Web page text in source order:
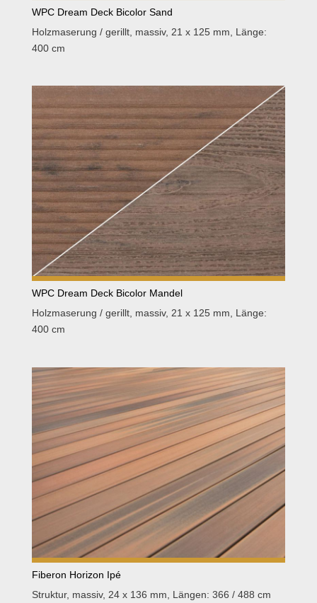
WPC Dream Deck Bicolor Sand
Holzmaserung / gerillt, massiv, 21 x 125 mm, Länge:
400 cm
WPC Dream Deck Bicolor Mandel
Holzmaserung / gerillt, massiv, 21 x 125 mm, Länge:
400 cm
Fiberon Horizon Ipé
Struktur, massiv, 24 x 136 mm, Längen: 366 / 488 cm